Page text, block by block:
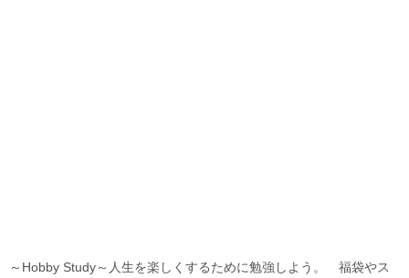
～Hobby Study～人生を楽しくするために勉強しよう。 福袋やス